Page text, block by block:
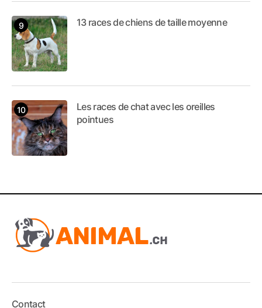
13 races de chiens de taille moyenne
Les races de chat avec les oreilles
pointues
Contact